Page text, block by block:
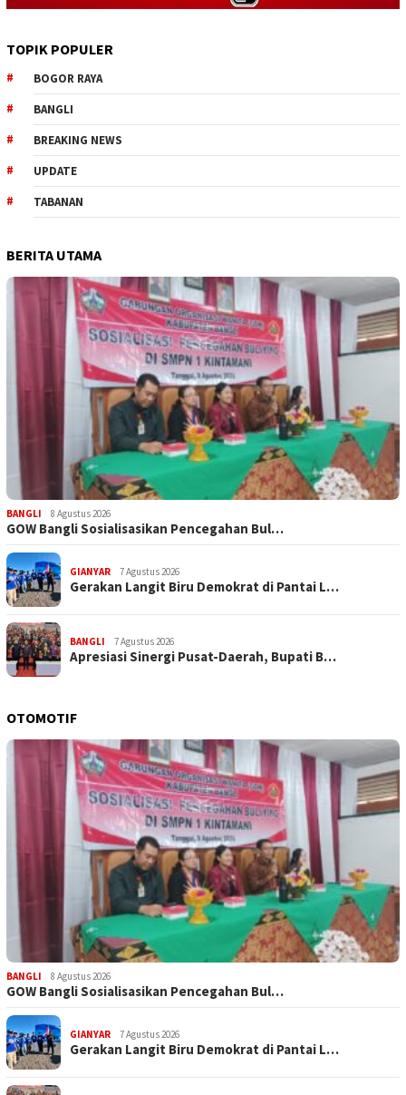
TOPIK POPULER
BOGOR RAYA
BANGLI
BREAKING NEWS
UPDATE
TABANAN
BERITA UTAMA
BANGLI 8 Agustus 2026
GOW Bangli Sosialisasikan Pencegahan Bul…
GIANYAR 7 Agustus 2026
Gerakan Langit Biru Demokrat di Pantai L…
BANGLI 7 Agustus 2026
Apresiasi Sinergi Pusat-Daerah, Bupati B…
OTOMOTIF
BANGLI 8 Agustus 2026
GOW Bangli Sosialisasikan Pencegahan Bul…
GIANYAR 7 Agustus 2026
Gerakan Langit Biru Demokrat di Pantai L…